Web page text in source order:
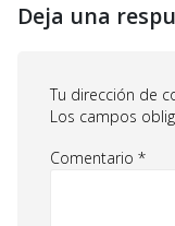
Deja una
Tu dirección de
Los campos
Comentario *